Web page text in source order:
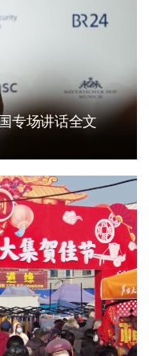
专场讲话全文